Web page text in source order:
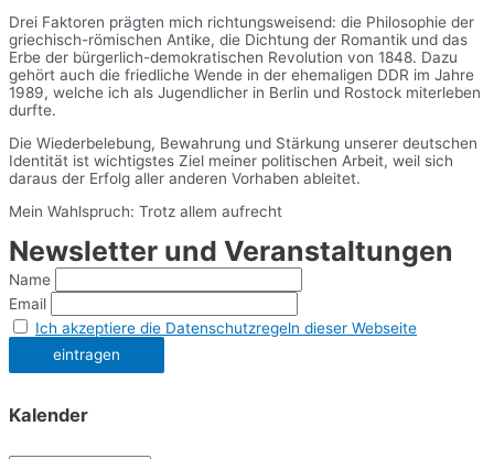
Drei Faktoren prägten mich richtungsweisend: die Philosophie der
griechisch-römischen Antike, die Dichtung der Romantik und das
Erbe der bürgerlich-demokratischen Revolution von 1848. Dazu
gehört auch die friedliche Wende in der ehemaligen DDR im Jahre
1989, welche ich als Jugendlicher in Berlin und Rostock miterleben
durfte.
Die Wiederbelebung, Bewahrung und Stärkung unserer deutschen
Identität ist wichtigstes Ziel meiner politischen Arbeit, weil sich
daraus der Erfolg aller anderen Vorhaben ableitet.
Mein Wahlspruch: Trotz allem aufrecht
Newsletter und Veranstaltungen
Name
Email
Ich akzeptiere die Datenschutzregeln dieser Webseite
Kalender